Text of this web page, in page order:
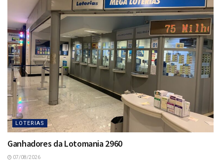
LOTERIAS
Ganhadores da Lotomania 2960
07/08/2026